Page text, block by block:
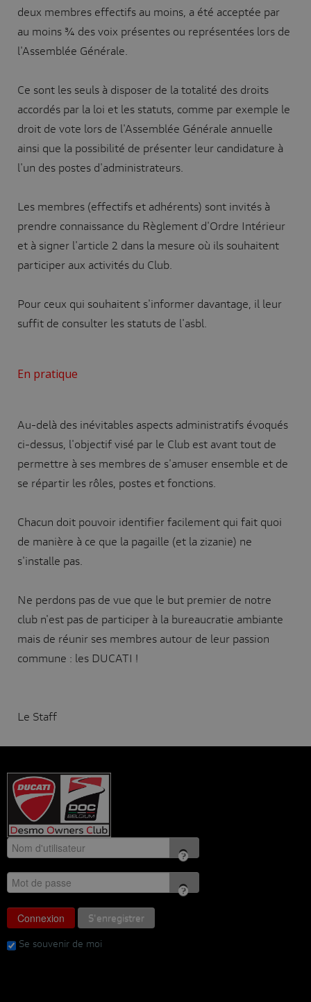
deux membres effectifs au moins, a été acceptée par
au moins ¾ des voix présentes ou représentées lors de
l'Assemblée Générale.
Ce sont les seuls à disposer de la totalité des droits
accordés par la loi et les statuts, comme par exemple le
droit de vote lors de l'Assemblée Générale annuelle
ainsi que la possibilité de présenter leur candidature à
l'un des postes d'administrateurs.
Les membres (effectifs et adhérents) sont invités à
prendre connaissance du Règlement d'Ordre Intérieur
et à signer l'article 2 dans la mesure où ils souhaitent
participer aux activités du Club.
Pour ceux qui souhaitent s'informer davantage, il leur
suffit de consulter les statuts de l'asbl.
En pratique
Au-delà des inévitables aspects administratifs évoqués
ci-dessus, l'objectif visé par le Club est avant tout de
permettre à ses membres de s'amuser ensemble et de
se répartir les rôles, postes et fonctions.
Chacun doit pouvoir identifier facilement qui fait quoi
de manière à ce que la pagaille (et la zizanie) ne
s'installe pas.
Ne perdons pas de vue que le but premier de notre
club n'est pas de participer à la bureaucratie ambiante
mais de réunir ses membres autour de leur passion
commune : les DUCATI !
Le Staff
Connexion
S'enregistrer
Se souvenir de moi